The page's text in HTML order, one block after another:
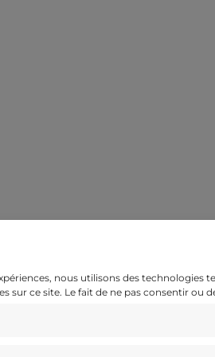
nous utilisons des
sur ce site. Le fait de ne pas consentir